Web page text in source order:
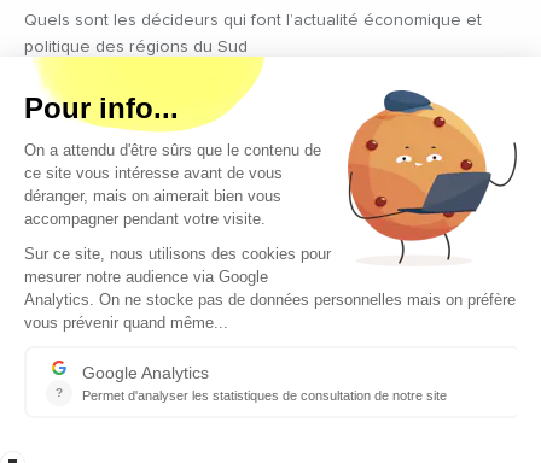
Quels sont les décideurs qui font l’actualité économique et
politique des régions du Sud
Copyright © 2026 - Tous droits réservés
Qui sommes-nous ?
Contact
Conditions générales d’utilisation